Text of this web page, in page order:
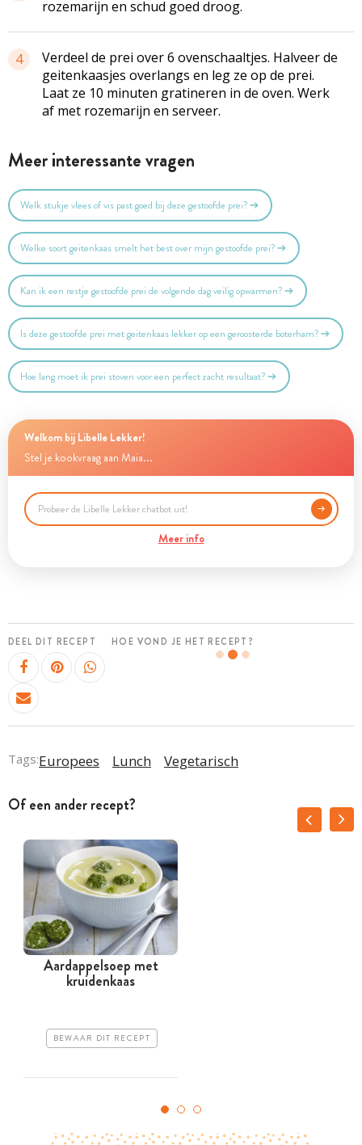
rozemarijn en schud goed droog.
4 Verdeel de prei over 6 ovenschaaltjes. Halveer de
geitenkaasjes overlangs en leg ze op de prei.
Laat ze 10 minuten gratineren in de oven. Werk
af met rozemarijn en serveer.
Meer interessante vragen
Welk stukje vlees of vis past goed bij deze gestoofde prei?
Welke soort geitenkaas smelt het best over mijn gestoofde prei?
Kan ik een restje gestoofde prei de volgende dag veilig opwarmen?
Is deze gestoofde prei met geitenkaas lekker op een geroosterde boterham?
Hoe lang moet ik prei stoven voor een perfect zacht resultaat?
Welkom bij Libelle Lekker!
Stel je kookvraag aan Maia...
Meer info
DEEL DIT RECEPT HOE VOND JE HET RECEPT?
Tags:Europees Lunch Vegetarisch
Of een ander recept?
Aardappelsoep met
kruidenkaas
BEWAAR DIT RECEPT